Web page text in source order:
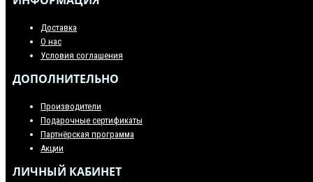
Доставка
О нас
Условия соглашения
ДОПОЛНИТЕЛЬНО
Производители
Подарочные сертификаты
Партнёрская программа
Акции
ЛИЧНЫЙ КАБИНЕТ